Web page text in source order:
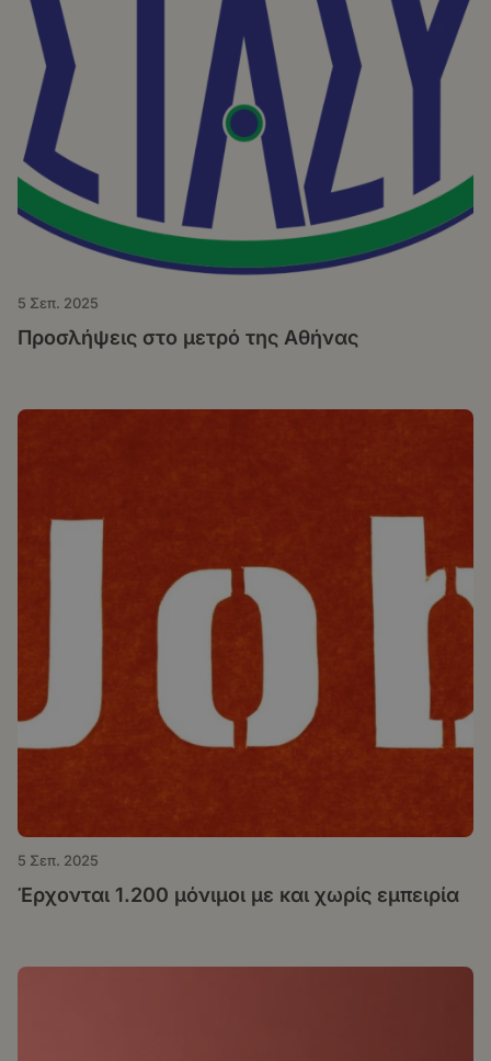
5 Σεπ. 2025
Προσλήψεις στο μετρό της Αθήνας
5 Σεπ. 2025
Έρχονται 1.200 μόνιμοι με και χωρίς εμπειρία